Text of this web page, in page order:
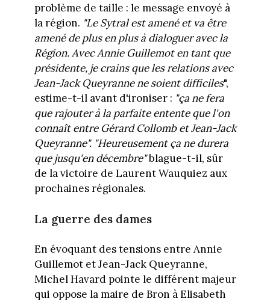
problème de taille : le message envoyé à
la région. "Le Sytral est amené et va être
amené de plus en plus à dialoguer avec la
Région. Avec Annie Guillemot en tant que
présidente, je crains que les relations avec
Jean-Jack Queyranne ne soient difficiles",
estime-t-il avant d'ironiser : "ça ne fera
que rajouter à la parfaite entente que l'on
connaît entre Gérard Collomb et Jean-Jack
Queyranne". "Heureusement ça ne durera
que jusqu'en décembre"blague-t-il, sûr
de la victoire de Laurent Wauquiez aux
prochaines régionales.
La guerre des dames
En évoquant des tensions entre Annie
Guillemot et Jean-Jack Queyranne,
Michel Havard pointe le différent majeur
qui oppose la maire de Bron à Elisabeth